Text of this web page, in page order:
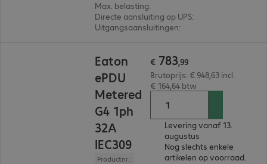
Max. belasting:
Directe aansluiting op UPS:
Uitgangsaansluitingen:
Eaton
ePDU
Metered
G4 1ph
32A
IEC309
Productnr.:
€ 783,99
Brutoprijs: € 948,63 incl.
€ 164,64 btw
Levering vanaf 13.
augustus
Nog slechts enkele
artikelen op voorraad.